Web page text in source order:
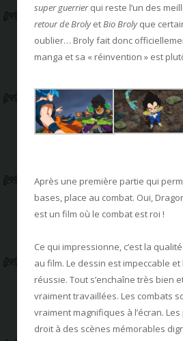
super guerrierqui reste l’un des
retour de BrolyetBio Brolyque
oublier… Broly fait donc
manga et sa « réinvention » est
Après une première partie qui
bases, place au combat. Oui,
est un film où le combat est roi !
Ce qui impressionne, c’est la
au film. Le dessin est impeccable et
réussie. Tout s’enchaîne très bien
vraiment travaillées. Les combats
vraiment magnifiques à l’écran.
droit à des scènes mémorables